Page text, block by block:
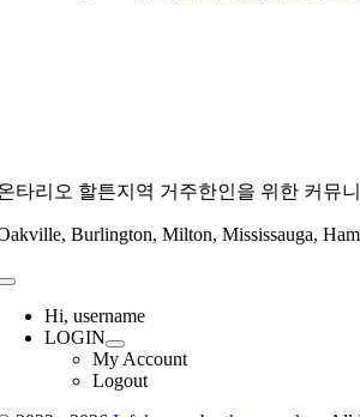
타리오 할튼지역 거주한인을 위한 커뮤
Burlington, Milton, Mississauga,
Toggle
NavigationHi, username
LOGIN
My Account
Logout